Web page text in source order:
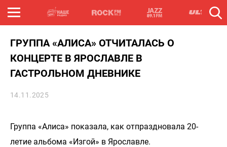
ГРУППА «АЛИСА» ОТЧИТАЛАСЬ О
КОНЦЕРТЕ В ЯРОСЛАВЛЕ В
ГАСТРОЛЬНОМ ДНЕВНИКЕ
14.11.2025
Группа «Алиса» показала, как отпраздновала 20-
летие альбома «Изгой» в Ярославле.